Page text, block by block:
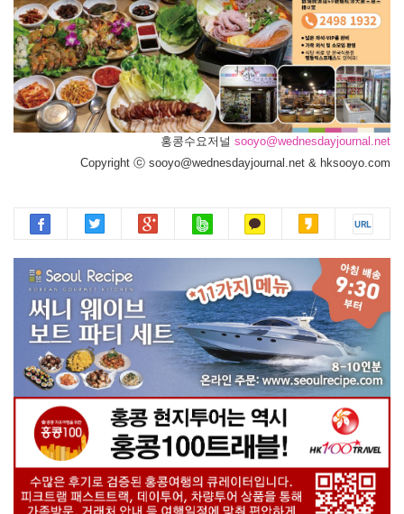
홍콩수요저널 sooyo@wednesdayjournal.net
Copyright ⓒ sooyo@wednesdayjournal.net & hksooyo.com